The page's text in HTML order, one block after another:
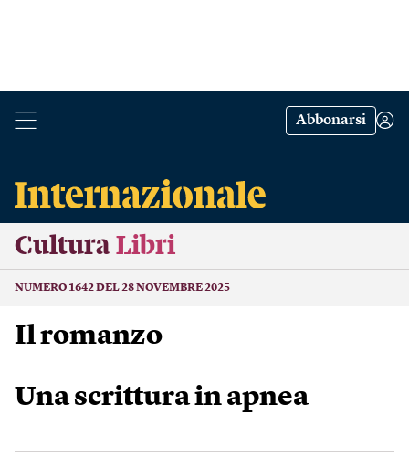
Abbonarsi
Cultura Libri
NUMERO 1642 DEL 28 NOVEMBRE 2025
Il romanzo
Una scrittura in apnea